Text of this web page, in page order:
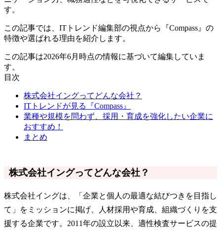
す。
この記事では、ITトレンド編集部の視点から『Compass』の
特徴や選ばれる理由を紹介します。
この記事は2026年6月時点の情報に基づいて編集していま
す。
目次
株式会社イングってどんな会社？
ITトレンドが見る『Compass』
業種や規模を問わず、採用・育成を強化したい企業に
おすすめ！
まとめ
株式会社イングってどんな会社？
株式会社イングは、「企業と個人の最適な結びつきを目指し
て」をミッションに掲げ、人材採用や育成、組織づくりを支
援する企業です。2011年の設立以来、適性検査サービスの提